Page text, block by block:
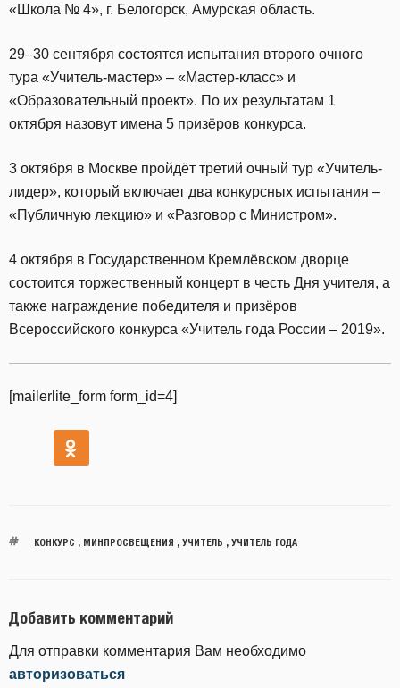
«Школа № 4», г. Белогорск, Амурская область.
29–30 сентября состоятся испытания второго очного
тура «Учитель-мастер» – «Мастер-класс» и
«Образовательный проект». По их результатам 1
октября назовут имена 5 призёров конкурса.
3 октября в Москве пройдёт третий очный тур «Учитель-
лидер», который включает два конкурсных испытания –
«Публичную лекцию» и «Разговор с Министром».
4 октября в Государственном Кремлёвском дворце
состоится торжественный концерт в честь Дня учителя, а
также награждение победителя и призёров
Всероссийского конкурса «Учитель года России – 2019».
[mailerlite_form form_id=4]
КОНКУРС , МИНПРОСВЕЩЕНИЯ , УЧИТЕЛЬ , УЧИТЕЛЬ ГОДА
Добавить комментарий
Для отправки комментария Вам необходимо
авторизоваться